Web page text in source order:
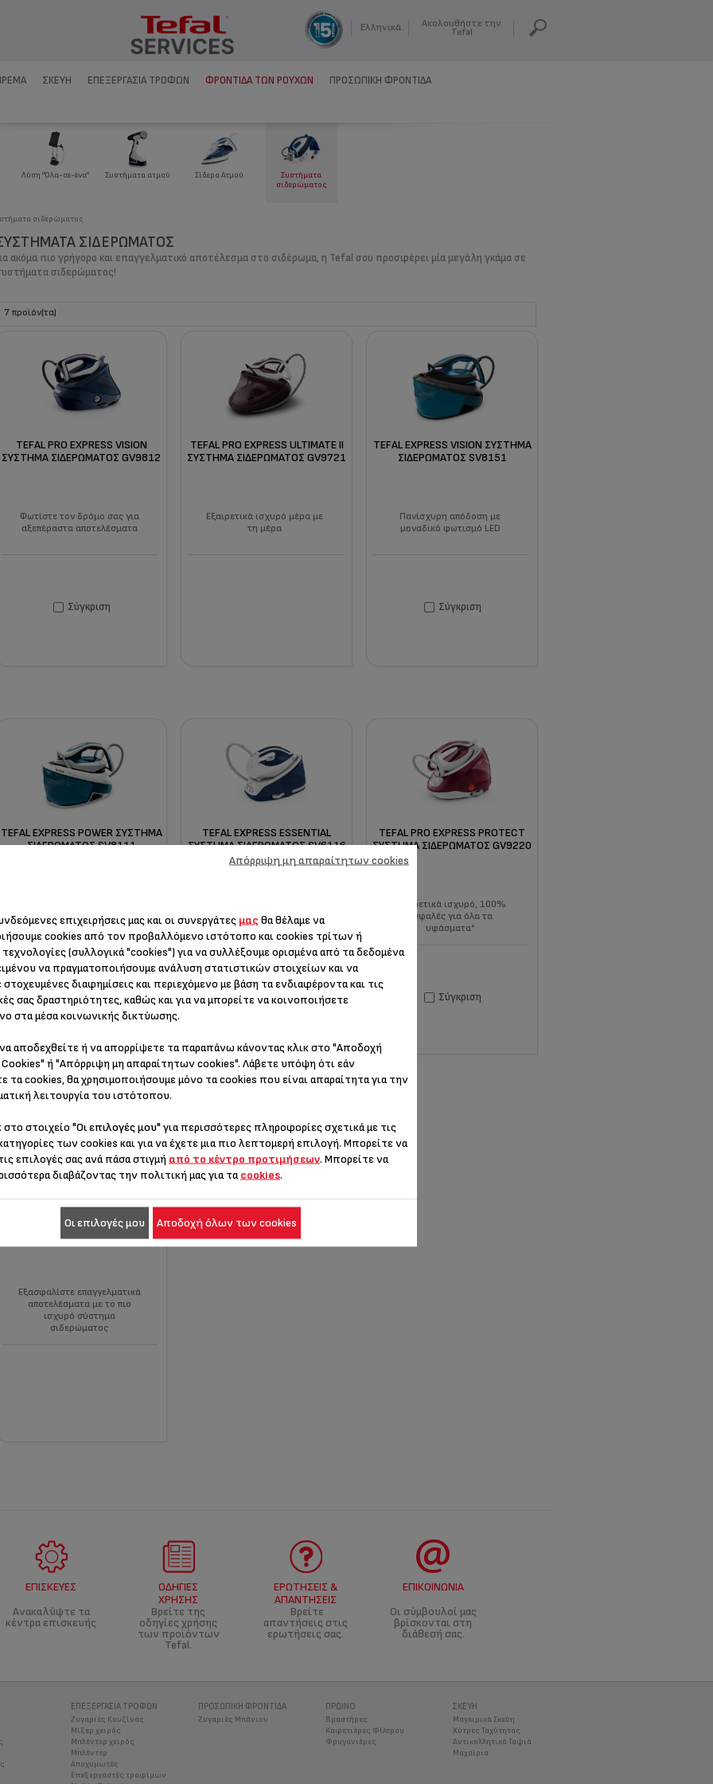
Ελληνικά Ακολουθήστε την
Tefal
ΣΚΕΎΗ ΕΠΕΞΕΡΓΑΣΊΑ ΤΡΟΦΏΝ ΦΡΟΝΤΊΔΑ ΤΩΝ ΡΟΎΧΩΝ ΠΡΟΣΩΠΙΚΗ ΦΡΟΝΤΙΔΑ
Λύση "Όλα-σε-ένα" Συστήματα ατμού Σίδερα Ατμού
Συστήματα
σιδερώματος
σιδερώματος
ΣΙΔΕΡΏΜΑΤΟΣ
ακόμα πιο γρήγορο και επαγγελματικό αποτέλεσμα στο σιδέρωμα, η Tefal σου προσφέρει μία μεγάλη γκάμα σε
σιδερώματος!
7 προϊόν(τα)
TEFAL PRO EXPRESS VISION
ΣΎΣΤΗΜΑ ΣΙΔΕΡΏΜΑΤΟΣ GV9812
Φωτίστε τον δρόμο σας για
αξεπέραστα αποτελέσματα
Σύγκριση
TEFAL PRO EXPRESS ULTIMATE II
ΣΎΣΤΗΜΑ ΣΙΔΕΡΏΜΑΤΟΣ GV9721
Εξαιρετικά ισχυρό μέρα με
τη μέρα
TEFAL EXPRESS VISION ΣΎΣΤΗΜΑ
ΣΙΔΕΡΏΜΑΤΟΣ SV8151
Πανίσχυρη απόδοση με
μοναδικό φωτισμό LED
Σύγκριση
TEFAL EXPRESS PΟWER ΣΎΣΤΗΜΑ
ΣΙΔΕΡΏΜΑΤΟΣ SV8111
μοναδικό συλλέκτη αλάτων
Σύγκριση
TEFAL EXPRESS ESSENTIAL
ΣΎΣΤΗΜΑ ΣΙΔΕΡΏΜΑΤΟΣ SV6116
σιδερώματος έως και 30%*
Σύγκριση
TEFAL PRO EXPRESS PROTECT
ΣΎΣΤΗΜΑ ΣΙΔΕΡΏΜΑΤΟΣ GV9220
Εξαιρετικά ισχυρό, 100%
ασφαλές για όλα τα
υφάσματα*
Σύγκριση
TEFAL PRO EXPRESS VISION MAX
ΣΎΣΤΗΜΑ ΣΙΔΕΡΏΜΑΤΟΣ GV9920
Εξασφαλίστε επαγγελματικά
αποτελέσματα με το πιο
ισχυρό σύστημα
σιδερώματος
ΕΠΙΣΚΕΥΈΣ
Ανακαλύψτε τα
κέντρα επισκευής
ΟΔΗΓΊΕΣ
ΧΡΉΣΗΣ
Βρείτε της
οδηγίες χρήσης
των προϊόντων
Tefal.
ΕΡΩΤΉΣΕΙΣ &
ΑΠΑΝΤΉΣΕΙΣ
Βρείτε
απαντήσεις στις
ερωτήσεις σας.
ΕΠΙΚΟΙΝΩΝΊΑ
Οι σύμβουλοί μας
βρίσκονται στη
διάθεσή σας.
ΕΠΕΞΕΡΓΑΣΙΑ ΤΡΟΦΩΝ
Ζυγαριές Κουζίνας
Μίξερ χειρός
Μπλέντερ χειρός
Μπλέντερ
Αποχυμωτές
Επεξεργαστές τροφίμων
ΠΡΟΣΩΠΙΚΉ ΦΡΟΝΤΊΔΑ
Ζυγαριές Μπάνιου
ΠΡΩΙΝΌ
Βραστήρες
Καφετιέρες Φίλτρου
Φρυγανιέρες
ΣΚΕΎΗ
Μαγειρικά Σκεύη
Χύτρες Ταχύτητας
Αντικολλητικά Ταψιά
Μαχαίρια
επιχειρήσεις μας και οι συνεργάτες μας θα θέλαμε να
cookies από τον προβαλλόμενο ιστότοπο και cookies τρίτων ή
τεχνολογίες (συλλογικά "cookies") για να συλλέξουμε ορισμένα από τα δεδομένα
να πραγματοποιήσουμε ανάλυση στατιστικών στοιχείων και να
διαφημίσεις και περιεχόμενο με βάση τα ενδιαφέροντα και τις
σας δραστηριότητες, καθώς και για να μπορείτε να κοινοποιήσετε
στα μέσα κοινωνικής δικτύωσης.
αποδεχθείτε ή να απορρίψετε τα παραπάνω κάνοντας κλικ στο "Αποδοχή
ή "Απόρριψη μη απαραίτητων cookies". Λάβετε υπόψη ότι εάν
τα cookies, θα χρησιμοποιήσουμε μόνο τα cookies που είναι απαραίτητα για την
λειτουργία του ιστότοπου.
στο στοιχείο "Οι επιλογές μου"για περισσότερες πληροφορίες σχετικά με τις
των cookies και για να έχετε μια πιο λεπτομερή επιλογή. Μπορείτε να
επιλογές σας ανά πάσα στιγμή από το κέντρο προτιμήσεων. Μπορείτε να
διαβάζοντας την πολιτική μας για τα cookies.
Απόρριψη μη απαραίτητων cookies
Οι επιλογές μου Αποδοχή όλων των cookies